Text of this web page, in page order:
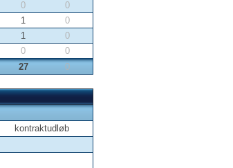
0
0
1
0
1
0
0
0
27 0
kontraktudløb